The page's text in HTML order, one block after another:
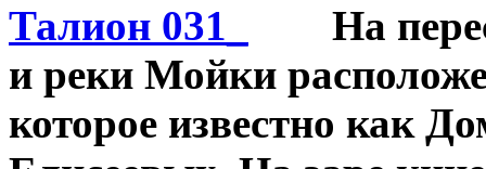
На
и реки Мойки
которое известно как